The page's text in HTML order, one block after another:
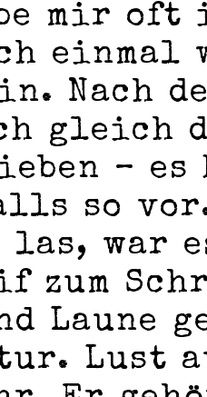
mir oft
einmal
Nach
gleich
– es
so
las, war
zum
Laune
Lust